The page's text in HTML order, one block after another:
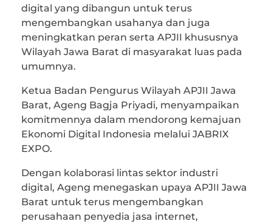
digital yang dibangun untuk terus
mengembangkan usahanya dan juga
meningkatkan peran serta APJII khususnya
Wilayah Jawa Barat di masyarakat luas pada
umumnya.
Ketua Badan Pengurus Wilayah APJII Jawa
Barat, Ageng Bagja Priyadi, menyampaikan
komitmennya dalam mendorong kemajuan
Ekonomi Digital Indonesia melalui JABRIX
EXPO.
Dengan kolaborasi lintas sektor industri
digital, Ageng menegaskan upaya APJII Jawa
Barat untuk terus mengembangkan
perusahaan penyedia jasa internet,